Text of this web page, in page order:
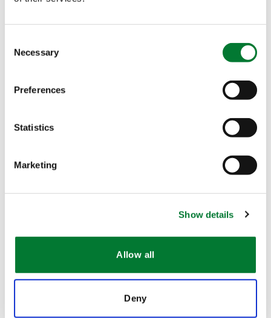
Selection
Necessary
Preferences
Statistics
Marketing
Show details
Allow all
Deny
Le meilleur est à venir!
Après cette première livraison denitrate de